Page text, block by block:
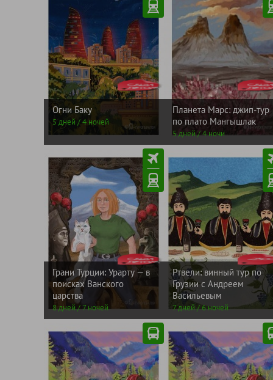
Огни Баку
5 дней / 4 ночей
САНИ
ЛЕТОМ
от
54400
рублей
Планета Марс: джип-тур
по плато Мангышлак
5 дней / 4 ночи
САНИ
от
рублей
Грани Турции: Урарту — в
поисках Ванского
царства
8 дней / 7 ночей
САНИ
ЛЕТОМ
от
150000
рублей
Ртвели: винный тур по
Грузии с Андреем
Васильевым
7 дней / 6 ночей
-
от
рублей